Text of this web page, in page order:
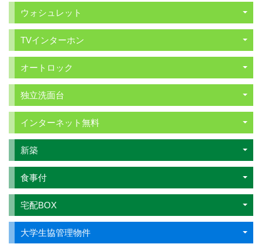
ウォシュレット
TVインターホン
オートロック
独立洗面台
インターネット無料
新築
食事付
宅配BOX
大学生協管理物件